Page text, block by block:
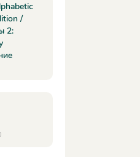
/
2: